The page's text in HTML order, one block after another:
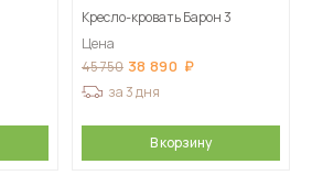
Кресло-кровать Барон 3
Цена
45 750 38 890
за 3 дня
В корзину